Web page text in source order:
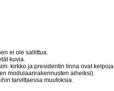
ei ole sallittua.
kuvia.
kirkko ja presidentin linna ovat kelpoja
modulaarirakennusten aiheiksi).
tarvittaessa muutoksia.